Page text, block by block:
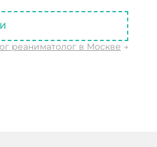
реаниматолог в Москве →